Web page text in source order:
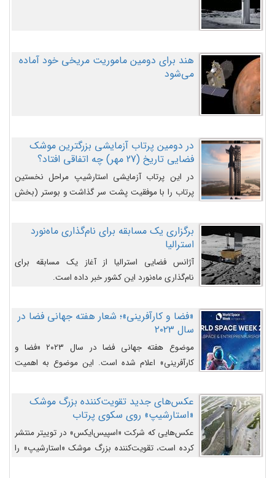
هند برای دومین ماموریت مریخی خود آماده
می‌شود
در دومین پرتاب آزمایشی بزرگترین موشک
فضایی تاریخ (27 مهر‌) چه اتفاقی افتاد؟
در این پرتاب آزمایشی استارشیپ مراحل نخستین
پرتاب را با موفقیت پشت سر گذاشت و بوستر (بخش
را وارد مسیر از پیش تعیین‌شده کند و سپس با یک
مکانیزم جدید با موفقیت از آن جدا شود. ‌
برگزاری یک مسابقه برای نام‌گذاری ماه‌نورد
استرالیا
آژانس فضایی استرالیا از آغاز یک مسابقه برای
نام‌گذاری ماه‌نورد این کشور خبر داده است.
«فضا و کارآفرینی»؛ شعار هفته جهانی فضا در
سال ۲۰۲۳
موضوع هفته جهانی فضا در سال ۲۰۲۳ «فضا و
کارآفرینی» اعلام شده است. این موضوع به اهمیت
روزافزون کارآفرینی در حوزه فضایی و مزایای جدیدی که
کارآفرینان این حوزه ایجاد می‌کنند، می‌پردازد.
عکس‌های جدید تقویت‌کننده بزرگ موشک
«استارشیپ» روی سکوی پرتاب
عکس‌هایی که شرکت «اسپیس‌ایکس» در توییتر منتشر
کرده است، تقویت‌کننده بزرگ موشک «استارشیپ» را